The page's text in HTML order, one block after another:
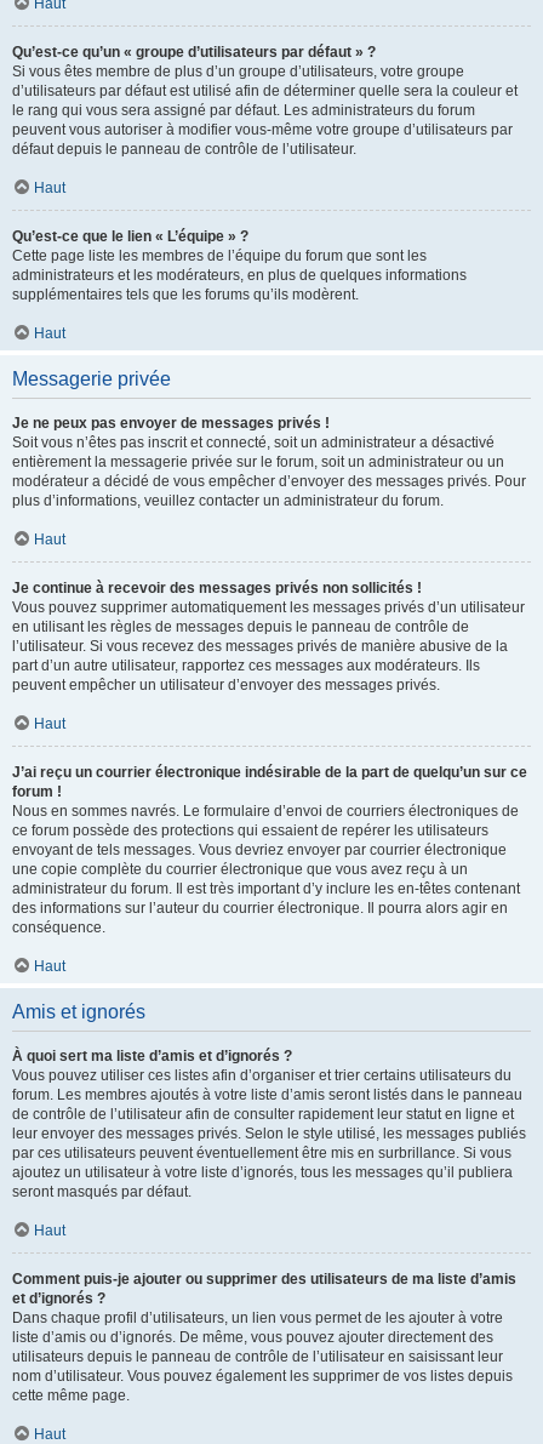
Haut
Qu’est-ce qu’un « groupe d’utilisateurs par défaut » ?
Si vous êtes membre de plus d’un groupe d’utilisateurs, votre groupe
d’utilisateurs par défaut est utilisé afin de déterminer quelle sera la couleur et
le rang qui vous sera assigné par défaut. Les administrateurs du forum
peuvent vous autoriser à modifier vous-même votre groupe d’utilisateurs par
défaut depuis le panneau de contrôle de l’utilisateur.
Haut
Qu’est-ce que le lien « L’équipe » ?
Cette page liste les membres de l’équipe du forum que sont les
administrateurs et les modérateurs, en plus de quelques informations
supplémentaires tels que les forums qu’ils modèrent.
Haut
Messagerie privée
Je ne peux pas envoyer de messages privés !
Soit vous n’êtes pas inscrit et connecté, soit un administrateur a désactivé
entièrement la messagerie privée sur le forum, soit un administrateur ou un
modérateur a décidé de vous empêcher d’envoyer des messages privés. Pour
plus d’informations, veuillez contacter un administrateur du forum.
Haut
Je continue à recevoir des messages privés non sollicités !
Vous pouvez supprimer automatiquement les messages privés d’un utilisateur
en utilisant les règles de messages depuis le panneau de contrôle de
l’utilisateur. Si vous recevez des messages privés de manière abusive de la
part d’un autre utilisateur, rapportez ces messages aux modérateurs. Ils
peuvent empêcher un utilisateur d’envoyer des messages privés.
Haut
J’ai reçu un courrier électronique indésirable de la part de quelqu’un sur ce
forum !
Nous en sommes navrés. Le formulaire d’envoi de courriers électroniques de
ce forum possède des protections qui essaient de repérer les utilisateurs
envoyant de tels messages. Vous devriez envoyer par courrier électronique
une copie complète du courrier électronique que vous avez reçu à un
administrateur du forum. Il est très important d’y inclure les en-têtes contenant
des informations sur l’auteur du courrier électronique. Il pourra alors agir en
conséquence.
Haut
Amis et ignorés
À quoi sert ma liste d’amis et d’ignorés ?
Vous pouvez utiliser ces listes afin d’organiser et trier certains utilisateurs du
forum. Les membres ajoutés à votre liste d’amis seront listés dans le panneau
de contrôle de l’utilisateur afin de consulter rapidement leur statut en ligne et
leur envoyer des messages privés. Selon le style utilisé, les messages publiés
par ces utilisateurs peuvent éventuellement être mis en surbrillance. Si vous
ajoutez un utilisateur à votre liste d’ignorés, tous les messages qu’il publiera
seront masqués par défaut.
Haut
Comment puis-je ajouter ou supprimer des utilisateurs de ma liste d’amis
et d’ignorés ?
Dans chaque profil d’utilisateurs, un lien vous permet de les ajouter à votre
liste d’amis ou d’ignorés. De même, vous pouvez ajouter directement des
utilisateurs depuis le panneau de contrôle de l’utilisateur en saisissant leur
nom d’utilisateur. Vous pouvez également les supprimer de vos listes depuis
cette même page.
Haut